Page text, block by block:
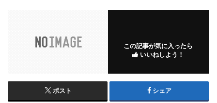
この記事が気に入ったら
いいねしよう！
ポスト シェア